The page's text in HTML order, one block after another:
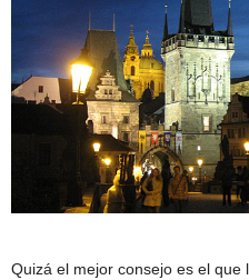
Quizá el mejor consejo es el